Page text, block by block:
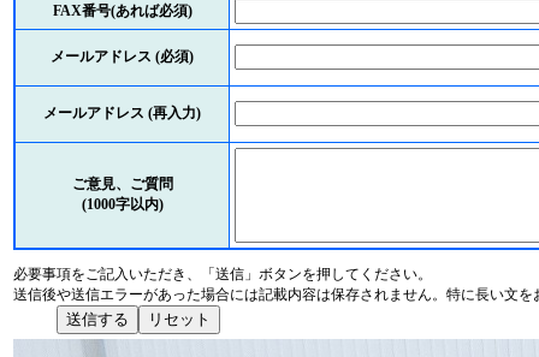
FAX番号(あれば必須)
メールアドレス (必須)
メールアドレス (再入力)
ご意見、ご質問
(1000字以内)
必要事項をご記入いただき、「送信」ボタンを押してください。
送信後や送信エラーがあった場合には記載内容は保存されません。特に長い文